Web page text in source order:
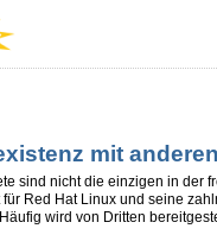
mit
sind nicht die einzigen in der
für Red Hat Linux und seine
wird von Dritten